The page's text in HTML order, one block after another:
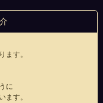
ます。
に
ます。